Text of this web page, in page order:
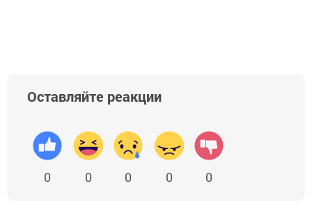
Оставляйте реакции
0 0 0 0 0